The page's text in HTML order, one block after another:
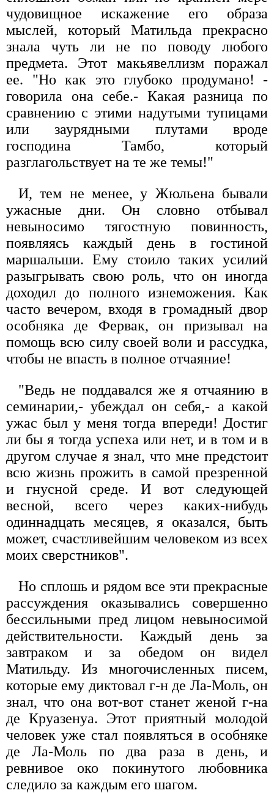
чудовищное искажение его образа
мыслей, который Матильда прекрасно
знала чуть ли не по поводу любого
предмета. Этот макьявеллизм поражал
ее. "Но как это глубоко продумано! -
говорила она себе.- Какая разница по
сравнению с этими надутыми тупицами
или заурядными плутами вроде
господина Тамбо, который
разглагольствует на те же темы!"
И, тем не менее, у Жюльена бывали
ужасные дни. Он словно отбывал
невыносимо тягостную повинность,
появляясь каждый день в гостиной
маршальши. Ему стоило таких усилий
разыгрывать свою роль, что он иногда
доходил до полного изнеможения. Как
часто вечером, входя в громадный двор
особняка де Фервак, он призывал на
помощь всю силу своей воли и рассудка,
чтобы не впасть в полное отчаяние!
"Ведь не поддавался же я отчаянию в
семинарии,- убеждал он себя,- а какой
ужас был у меня тогда впереди! Достиг
ли бы я тогда успеха или нет, и в том и в
другом случае я знал, что мне предстоит
всю жизнь прожить в самой презренной
и гнусной среде. И вот следующей
весной, всего через каких-нибудь
одиннадцать месяцев, я оказался, быть
может, счастливейшим человеком из всех
моих сверстников".
Но сплошь и рядом все эти прекрасные
рассуждения оказывались совершенно
бессильными пред лицом невыносимой
действительности. Каждый день за
завтраком и за обедом он видел
Матильду. Из многочисленных писем,
которые ему диктовал г-н де Ла-Моль, он
знал, что она вот-вот станет женой г-на
де Круазенуа. Этот приятный молодой
человек уже стал появляться в особняке
де Ла-Моль по два раза в день, и
ревнивое око покинутого любовника
следило за каждым его шагом.